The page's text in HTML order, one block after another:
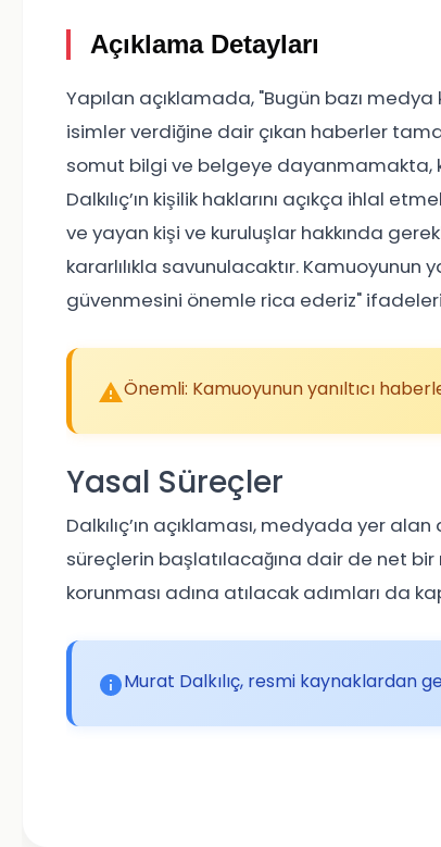
Açıklama Detayları
Yapılan açıklamada, "Bugün bazı medya
isimler verdiğine dair çıkan haberler
somut bilgi ve belgeye dayanmamakta,
Dalkılıç’ın kişilik haklarını açıkça ihlal
ve yayan kişi ve kuruluşlar hakkında
kararlılıkla savunulacaktır.
güvenmesini önemle rica ederiz"
Önemli: Kamuoyunun yanıltıcı
Yasal Süreçler
Dalkılıç’ın açıklaması, medyada yer
süreçlerin başlatılacağına dair de net bir
korunması adına atılacak adımları da
Murat Dalkılıç, resmi kaynaklardan